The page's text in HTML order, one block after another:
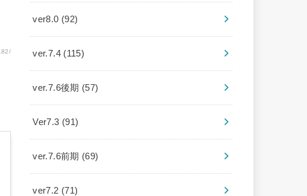
ver8.0 (92)
ver.7.4 (115)
ver.7.6後期 (57)
Ver7.3 (91)
ver.7.6前期 (69)
ver7.2 (71)